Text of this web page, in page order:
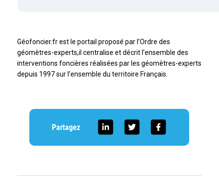
Géofoncier.fr est le portail proposé par l’Ordre des
géomètres-experts,il centralise et décrit l’ensemble des
interventions foncières réalisées par les géomètres-experts
depuis 1997 sur l’ensemble du territoire Français.
Partagez